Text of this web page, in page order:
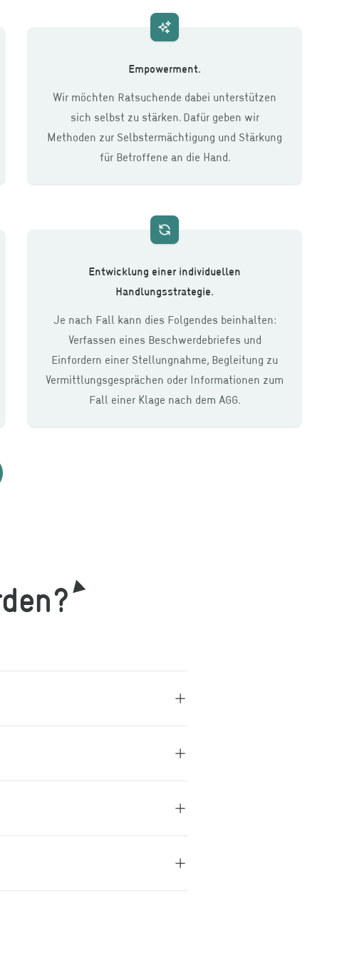
Empowerment.
Wir möchten Ratsuchende dabei unterstützen
sich selbst zu stärken. Dafür geben wir
Methoden zur Selbstermächtigung und Stärkung
für Betroffene an die Hand.
Entwicklung einer individuellen
Handlungsstrategie.
Je nach Fall kann dies Folgendes beinhalten:
Verfassen eines Beschwerdebriefes und
Einfordern einer Stellungnahme, Begleitung zu
Vermittlungsgesprächen oder Informationen zum
Fall einer Klage nach dem AGG.